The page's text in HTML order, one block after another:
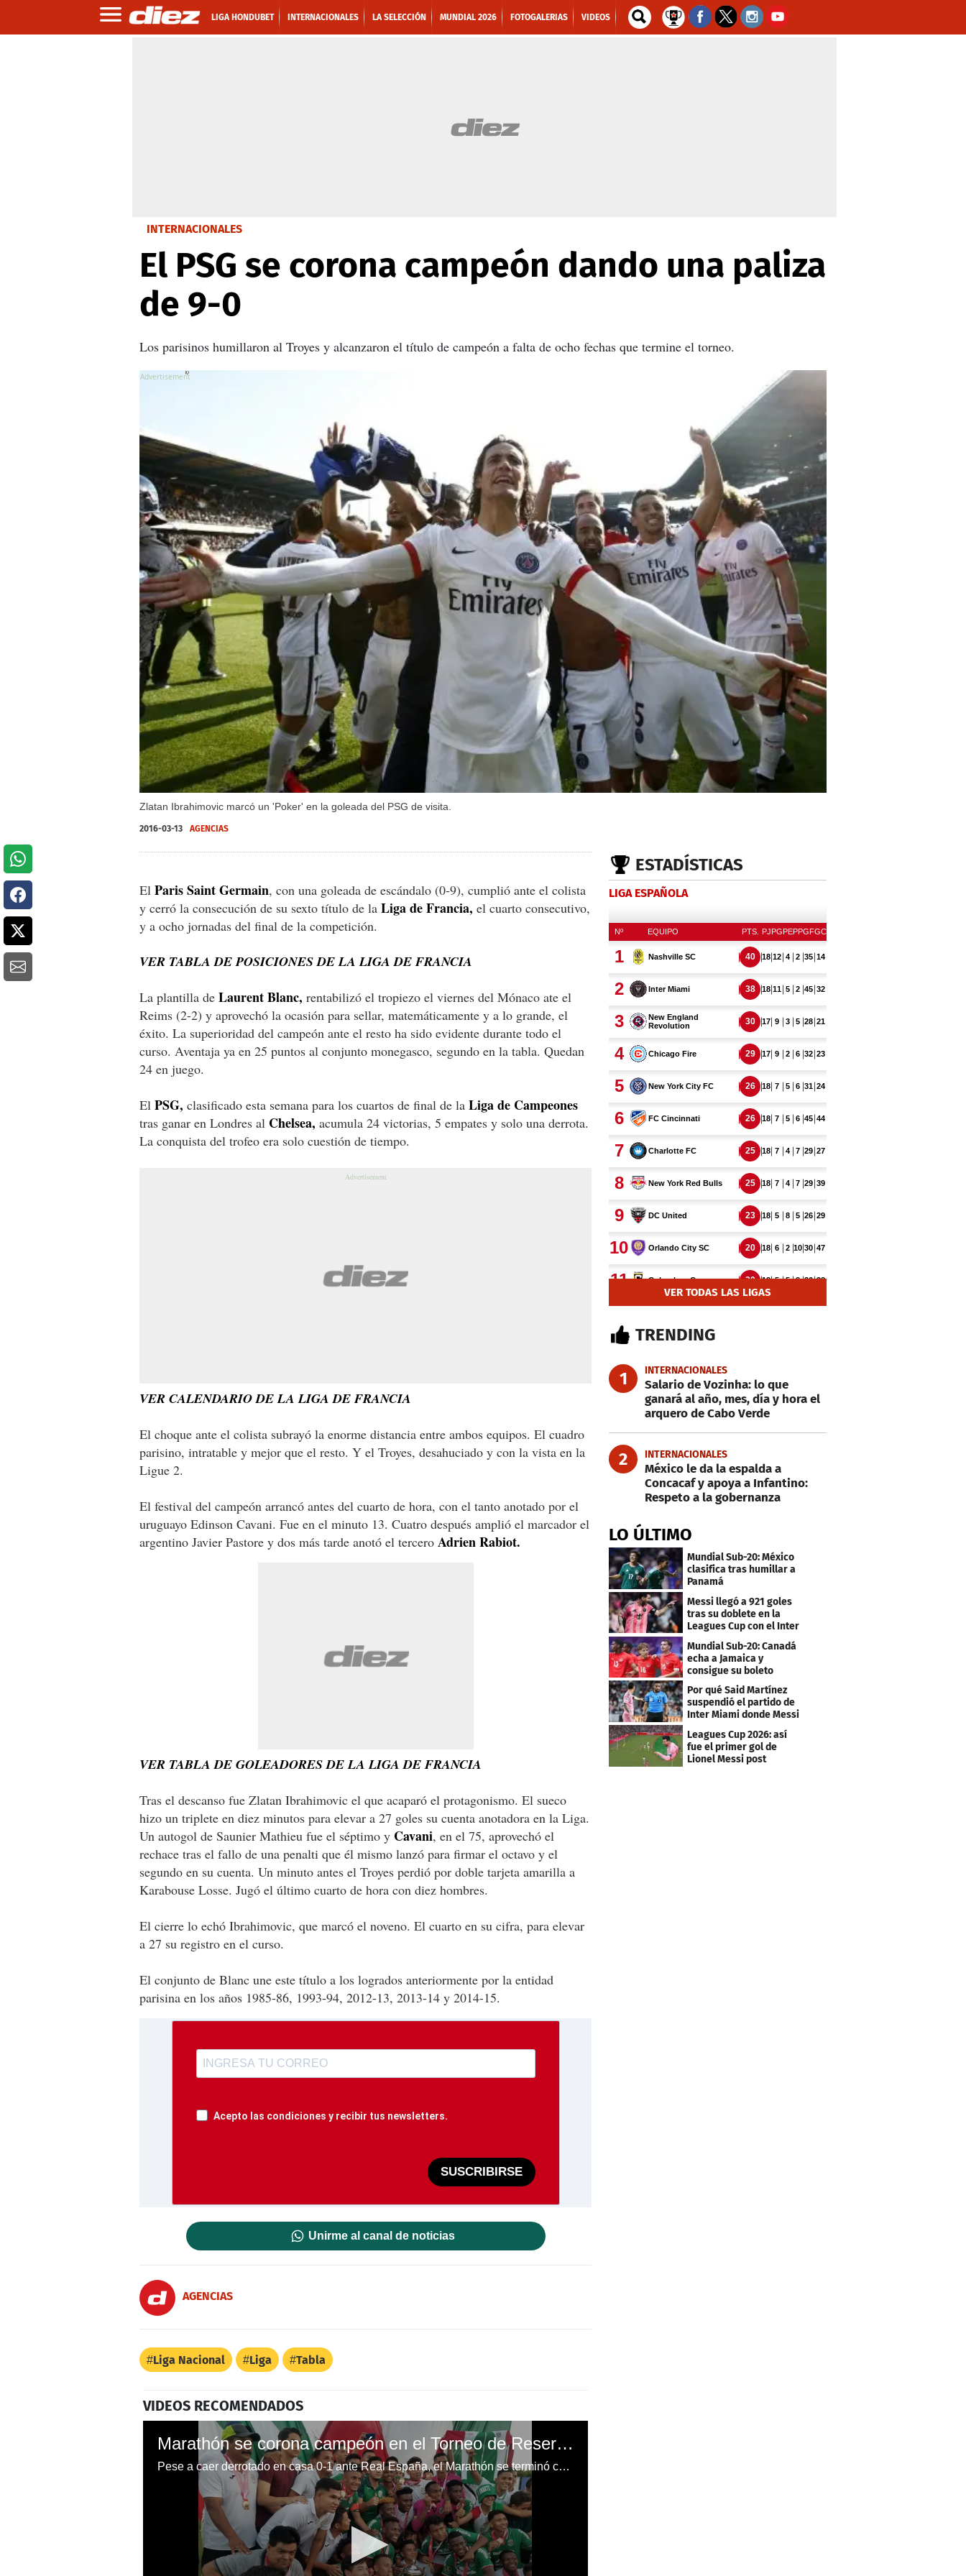
LIGA HONDUBET INTERNACIONALES LA SELECCIÓN MUNDIAL 2026 FOTOGALERIAS VIDEOS
INTERNACIONALES
El PSG se corona campeón dando una paliza
de 9-0
Los parisinos humillaron al Troyes y alcanzaron el título de campeón a falta de ocho fechas que termine el torneo.
Zlatan Ibrahimovic marcó un 'Poker' en la goleada del PSG de visita.
X
2016-03-13 AGENCIAS
El Paris Saint Germain, con una goleada de escándalo (0-9), cumplió ante el colista
y cerró la consecución de su sexto título de la Liga de Francia, el cuarto consecutivo,
y a ocho jornadas del final de la competición.
VER TABLA DE POSICIONES DE LA LIGA DE FRANCIA
La plantilla de Laurent Blanc, rentabilizó el tropiezo el viernes del Mónaco ate el
Reims (2-2) y aprovechó la ocasión para sellar, matemáticamente y a lo grande, el
éxito. La superioridad del campeón ante el resto ha sido evidente durante todo el
curso. Aventaja ya en 25 puntos al conjunto monegasco, segundo en la tabla. Quedan
24 en juego.
El PSG, clasificado esta semana para los cuartos de final de la Liga de Campeones
tras ganar en Londres al Chelsea, acumula 24 victorias, 5 empates y solo una derrota.
La conquista del trofeo era solo cuestión de tiempo.
VER CALENDARIO DE LA LIGA DE FRANCIA
El choque ante el colista subrayó la enorme distancia entre ambos equipos. El cuadro
parisino, intratable y mejor que el resto. Y el Troyes, desahuciado y con la vista en la
Ligue 2.
El festival del campeón arrancó antes del cuarto de hora, con el tanto anotado por el
uruguayo Edinson Cavani. Fue en el minuto 13. Cuatro después amplió el marcador el
argentino Javier Pastore y dos más tarde anotó el tercero Adrien Rabiot.
VER TABLA DE GOLEADORES DE LA LIGA DE FRANCIA
Tras el descanso fue Zlatan Ibrahimovic el que acaparó el protagonismo. El sueco
hizo un triplete en diez minutos para elevar a 27 goles su cuenta anotadora en la Liga.
Un autogol de Saunier Mathieu fue el séptimo y Cavani, en el 75, aprovechó el
rechace tras el fallo de una penalti que él mismo lanzó para firmar el octavo y el
segundo en su cuenta. Un minuto antes el Troyes perdió por doble tarjeta amarilla a
Karabouse Losse. Jugó el último cuarto de hora con diez hombres.
El cierre lo echó Ibrahimovic, que marcó el noveno. El cuarto en su cifra, para elevar
a 27 su registro en el curso.
El conjunto de Blanc une este título a los logrados anteriormente por la entidad
parisina en los años 1985-86, 1993-94, 2012-13, 2013-14 y 2014-15.
Acepto las condiciones y recibir tus newsletters.
SUSCRIBIRSE
Unirme al canal de noticias
AGENCIAS
Liga Nacional Liga Tabla
VIDEOS RECOMENDADOS
Marathón se corona campeón en el Torneo de Reservas en Honduras
Pese a caer derrotado en casa 0-1 ante Real España, el Marathón se terminó coronando campeón en el campeonato Apertura 2019 en el Torneo de Reservas gracias al 0-3 que sacó en el encuentro de ida.
ESTADÍSTICAS
LIGA ESPAÑOLA
VER TODAS LAS LIGAS
TRENDING
1 INTERNACIONALES
Salario de Vozinha: lo que
ganará al año, mes, día y hora el
arquero de Cabo Verde
2 INTERNACIONALES
México le da la espalda a
Concacaf y apoya a Infantino:
Respeto a la gobernanza
LO ÚLTIMO
Mundial Sub-20: México
clasifica tras humillar a
Panamá
Messi llegó a 921 goles
tras su doblete en la
Leagues Cup con el Inter
Miami
Mundial Sub-20: Canadá
echa a Jamaica y
consigue su boleto
Por qué Said Martínez
suspendió el partido de
Inter Miami donde Messi
Leagues Cup 2026: así
fue el primer gol de
Lionel Messi post